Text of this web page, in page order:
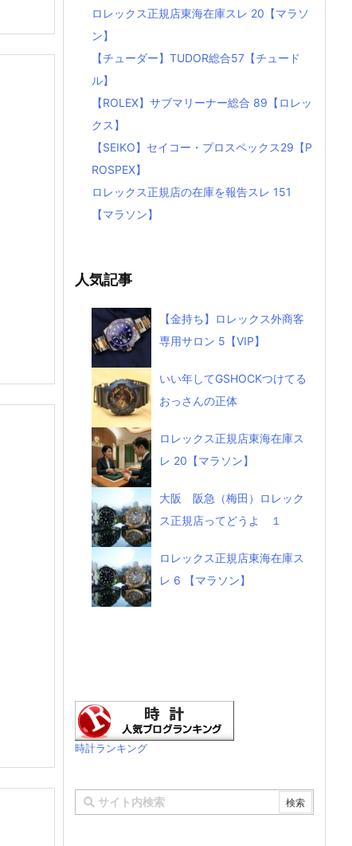
ロレックス正規店東海在庫スレ 20【マラソ
ン】
【チューダー】TUDOR総合57【チュード
ル】
【ROLEX】サブマリーナー総合 89【ロレッ
クス】
【SEIKO】セイコー・プロスペックス29【P
ROSPEX】
ロレックス正規店の在庫を報告スレ 151
【マラソン】
人気記事
【金持ち】ロレックス外商客
専用サロン 5【VIP】
いい年してGSHOCKつけてる
おっさんの正体
ロレックス正規店東海在庫ス
レ 20【マラソン】
大阪 阪急（梅田）ロレック
ス正規店ってどうよ １
ロレックス正規店東海在庫ス
レ 6 【マラソン】
時計ランキング